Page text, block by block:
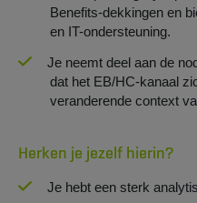
Benefits-dekkingen en
en IT-ondersteuning.
Je neemt deel aan de
dat het EB/HC-kanaal
veranderende context
Herken je jezelf hierin?
Je hebt een sterk